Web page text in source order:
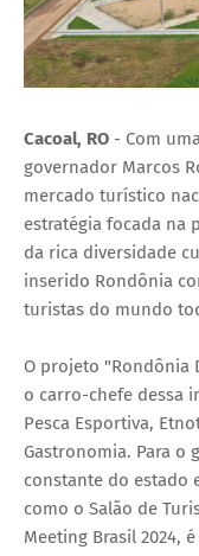
Cacoal, RO - Com
governador Marcos
mercado turístico
estratégia focada na
da rica diversidade
inserido Rondônia
turistas do mundo
O projeto "Rondônia
o carro-chefe dessa
Pesca Esportiva,
Gastronomia. Para o
constante do estado
como o Salão de
Meeting Brasil 2024,